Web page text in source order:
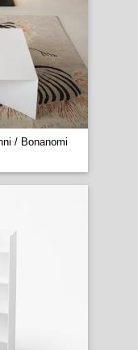
/ Bonanomi